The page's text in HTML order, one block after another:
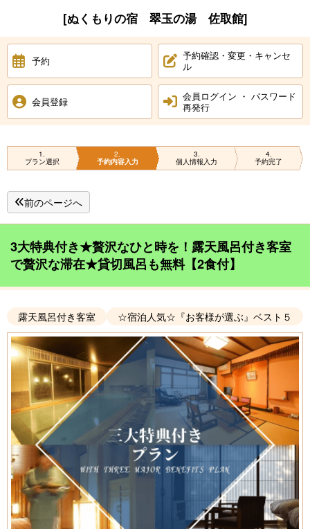
[ぬくもりの宿 翠玉の湯 佐取館]
予約
予約確認・変更・キャンセ
ル
会員登録
会員ログイン ・ パスワード
再発行
1
プラン選択
2
予約内容入力
3
個人情報入力
4
予約完了
前のページへ
3大特典付き★贅沢なひと時を！露天風呂付き客室
で贅沢な滞在★貸切風呂も無料【2食付】
露天風呂付き客室 ☆宿泊人気☆『お客様が選ぶ』ベスト５